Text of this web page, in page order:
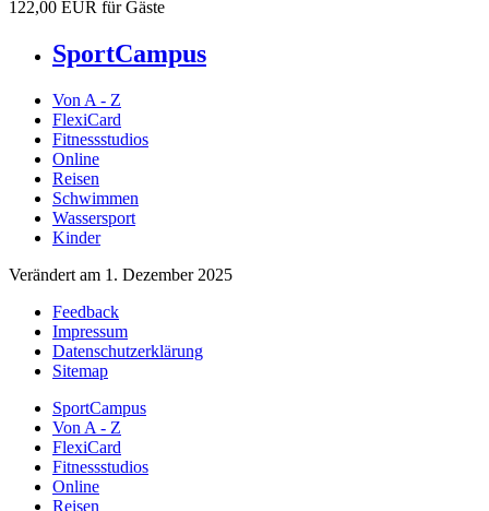
122,00 EUR für Gäste
SportCampus
Von A - Z
FlexiCard
Fitnessstudios
Online
Reisen
Schwimmen
Wassersport
Kinder
Verändert am 1. Dezember 2025
Feedback
Impressum
Datenschutzerklärung
Sitemap
SportCampus
Von A - Z
FlexiCard
Fitnessstudios
Online
Reisen